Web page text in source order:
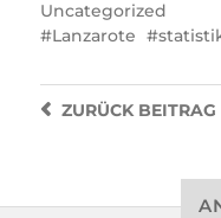
Uncategorized
Lanzarote
ZURÜCKBEITRAG